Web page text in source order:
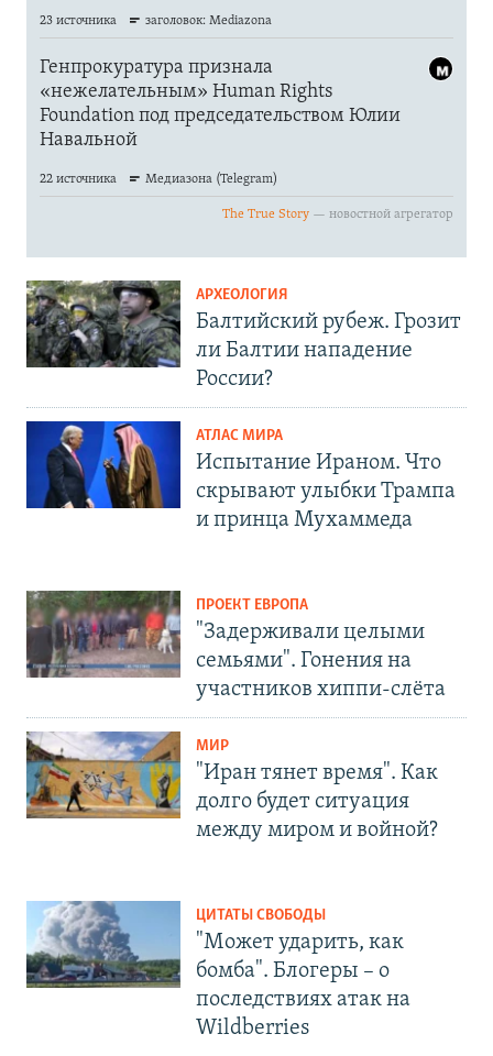
АРХЕОЛОГИЯ
Балтийский рубеж. Грозит
ли Балтии нападение
России?
АТЛАС МИРА
Испытание Ираном. Что
скрывают улыбки Трампа
и принца Мухаммеда
ПРОЕКТ ЕВРОПА
"Задерживали целыми
семьями". Гонения на
участников хиппи-слёта
МИР
"Иран тянет время". Как
долго будет ситуация
между миром и войной?
ЦИТАТЫ СВОБОДЫ
"Может ударить, как
бомба". Блогеры – о
последствиях атак на
Wildberries